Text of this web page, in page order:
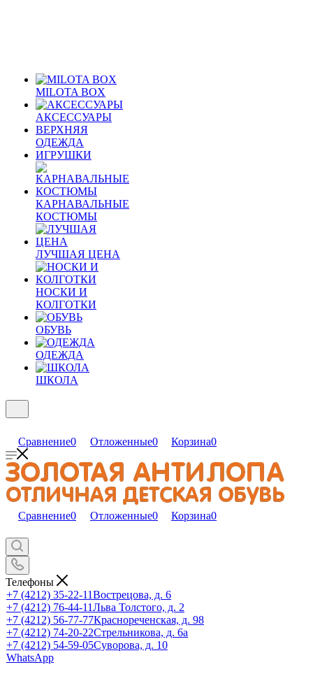
MILOTA BOX
АКСЕССУАРЫ
ВЕРХНЯЯ
ОДЕЖДА
ИГРУШКИ
КАРНАВАЛЬНЫЕ
КОСТЮМЫ
ЛУЧШАЯ ЦЕНА
НОСКИ И
КОЛГОТКИ
ОБУВЬ
ОДЕЖДА
ШКОЛА
Сравнение0 Отложенные0 Корзина0
Сравнение0 Отложенные0 Корзина0
Телефоны
+7 (4212) 35-22-11Вострецова, д. 6
+7 (4212) 76-44-11Льва Толстого, д. 2
+7 (4212) 56-77-77Краснореченская, д. 98
+7 (4212) 74-20-22Стрельникова, д. 6а
+7 (4212) 54-59-05Суворова, д. 10
WhatsApp